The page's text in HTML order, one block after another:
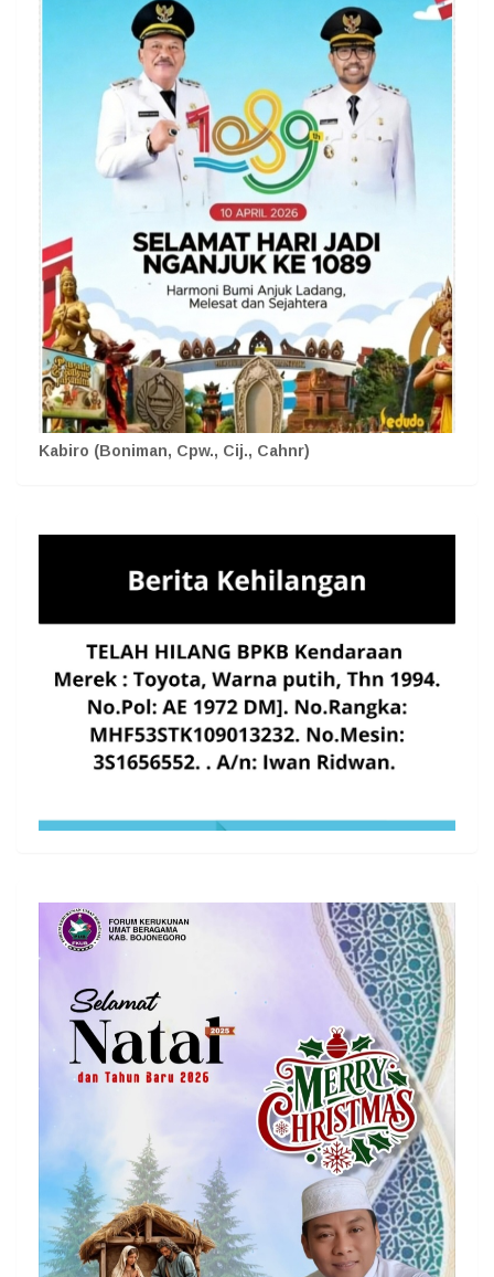
Kabiro (Boniman, Cpw., Cij., Cahnr)